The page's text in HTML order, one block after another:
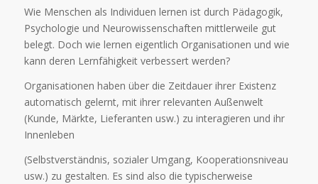
Wie Menschen als Individuen lernen ist durch Pädagogik,
Psychologie und Neurowissenschaften mittlerweile gut
belegt. Doch wie lernen eigentlich Organisationen und wie
kann deren Lernfähigkeit verbessert werden?
Organisationen haben über die Zeitdauer ihrer Existenz
automatisch gelernt, mit ihrer relevanten Außenwelt
(Kunde, Märkte, Lieferanten usw.) zu interagieren und ihr
Innenleben
(Selbstverständnis, sozialer Umgang, Kooperationsniveau
usw.) zu gestalten. Es sind also die typischerweise